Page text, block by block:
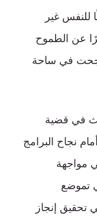
للنفس غير
عن الطموح
نجحت في ساحة
والخارجيون، وخصوصًا بعد حرب تموز 2006، بالبحث في قضية
نجاح البرامج
مواجهة
تموضع
تحقيق إنجاز